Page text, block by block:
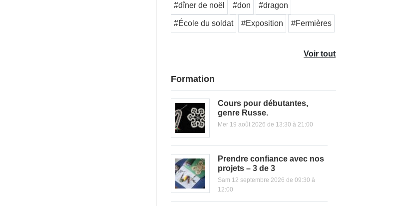
#dîner de noël #don #dragon
#École du soldat #Exposition #Fermières
Voir tout
Formation
Cours pour débutantes,
genre Russe.
Mer 19 août 2026 de 13:30 à 21:00
Prendre confiance avec nos
projets – 3 de 3
Sam 12 septembre 2026 de 09:30 à
12:00